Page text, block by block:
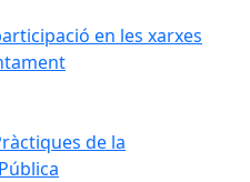
en les xarxes
de la